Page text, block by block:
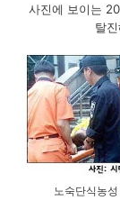
사진에 보이는
탈
노숙단식농